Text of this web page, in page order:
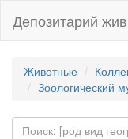
Депозитарий
Животные
Зоологический